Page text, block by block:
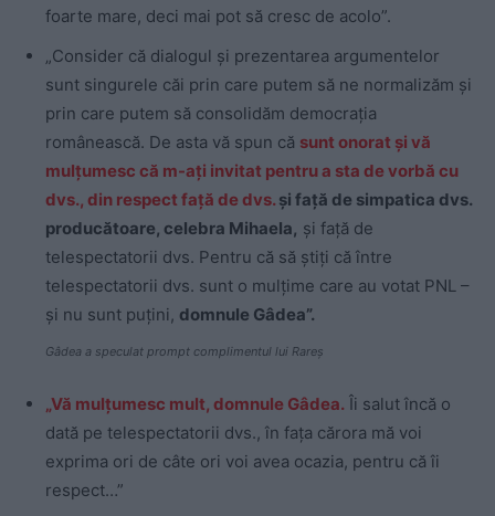
foarte mare, deci mai pot să cresc de acolo”.
„Consider că dialogul și prezentarea argumentelor
sunt singurele căi prin care putem să ne normalizăm și
prin care putem să consolidăm democrația
românească. De asta vă spun că sunt onorat și vă
mulțumesc că m-ați invitat pentru a sta de vorbă cu
dvs., din respect față de dvs. și față de simpatica dvs.
producătoare, celebra Mihaela, și față de
telespectatorii dvs. Pentru că să știți că între
telespectatorii dvs. sunt o mulțime care au votat PNL –
și nu sunt puțini, domnule Gâdea”.
Gâdea a speculat prompt complimentul lui Rareș
„Vă mulțumesc mult, domnule Gâdea. Îi salut încă o
dată pe telespectatorii dvs., în fața cărora mă voi
exprima ori de câte ori voi avea ocazia, pentru că îi
respect…”